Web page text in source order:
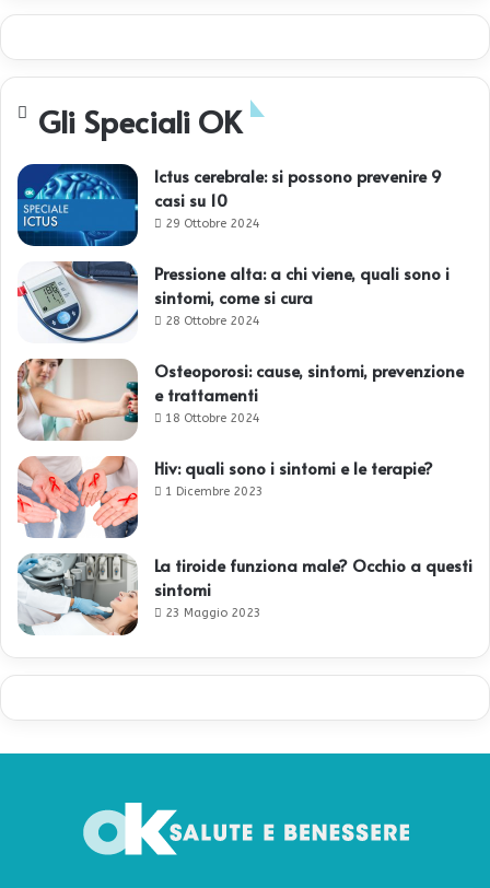
Gli Speciali OK
Ictus cerebrale: si possono prevenire 9
casi su 10
29 Ottobre 2024
Pressione alta: a chi viene, quali sono i
sintomi, come si cura
28 Ottobre 2024
Osteoporosi: cause, sintomi, prevenzione
e trattamenti
18 Ottobre 2024
Hiv: quali sono i sintomi e le terapie?
1 Dicembre 2023
La tiroide funziona male? Occhio a questi
sintomi
23 Maggio 2023